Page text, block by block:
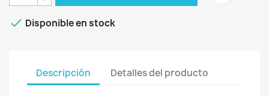
 Disponible en stock
Descripción Detalles del producto